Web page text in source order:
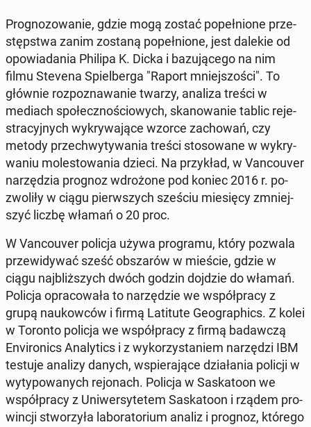
Pro­gno­zo­wa­nie, gdzie mogą zostać po­peł­nio­ne prze­
stęp­stwa zanim zostaną po­peł­nio­ne, jest dalekie od
opo­wia­da­nia Philipa K. Dicka i ba­zu­ją­ce­go na nim
filmu Stevena Spiel­ber­ga "Raport mniej­szo­ści". To
głównie roz­po­zna­wa­nie twarzy, analiza treści w
mediach spo­łecz­no­ścio­wych, ska­no­wa­nie tablic re­je­
stra­cyj­nych wy­kry­wa­ją­ce wzorce za­cho­wań, czy
metody prze­chwy­ty­wa­nia treści sto­so­wa­ne w wy­kry­
wa­niu mo­le­sto­wa­nia dzieci. Na przy­kład, w Van­co­uver
na­rzę­dzia prognoz wdro­żo­ne pod koniec 2016 r. po­
zwo­li­ły w ciągu pierw­szych sześciu mie­się­cy zmniej­
szyć liczbę włamań o 20 proc.
W Van­co­uver policja używa pro­gra­mu, który pozwala
prze­wi­dy­wać sześć ob­sza­rów w mieście, gdzie w
ciągu naj­bliż­szych dwóch godzin dojdzie do włamań.
Policja opra­co­wa­ła to na­rzę­dzie we współ­pra­cy z
grupą na­ukow­ców i firmą La­ti­tu­te Geo­gra­phics. Z kolei
w Toronto policja we współ­pra­cy z firmą ba­daw­czą
Envi­ro­nics Ana­ly­tics i z wy­ko­rzy­sta­niem na­rzę­dzi IBM
testuje analizy danych, wspie­ra­ją­ce dzia­ła­nia policji w
wy­ty­po­wa­nych re­jo­nach. Policja w Sa­ska­to­on we
współ­pra­cy z Uni­wer­sy­te­tem Sa­ska­to­on i rządem pro­
win­cji stwo­rzy­ła la­bo­ra­to­rium analiz i prognoz, którego